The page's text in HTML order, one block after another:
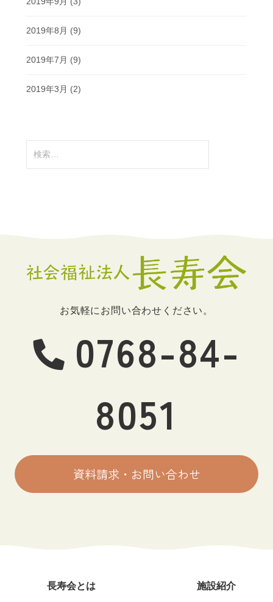
2019年8月 (9)
2019年7月 (9)
2019年3月 (2)
索:
お気軽にお問い合わせください。
0768-84-
8051
資料請求・お問い合わせ
長寿会とは 施設紹介